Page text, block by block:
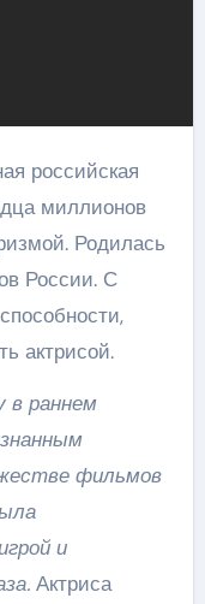
российская
миллионов
Родилась
России. С
актрисой.
в раннем
фильмов
и
Актриса